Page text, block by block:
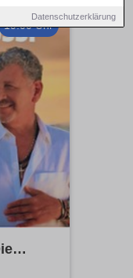
Datenschutzerklärung
19:00 Uhr